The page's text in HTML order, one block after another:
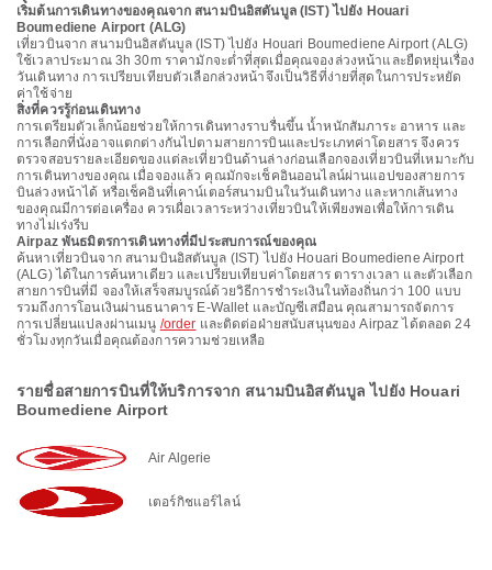
เริ่มต้นการเดินทางของคุณจาก สนามบินอิสตันบูล (IST) ไปยัง Houari
Boumediene Airport (ALG)
เที่ยวบินจาก สนามบินอิสตันบูล (IST) ไปยัง Houari Boumediene Airport (ALG)
ใช้เวลาประมาณ 3h 30m ราคามักจะต่ำที่สุดเมื่อคุณจองล่วงหน้าและยืดหยุ่นเรื่อง
วันเดินทาง การเปรียบเทียบตัวเลือกล่วงหน้าจึงเป็นวิธีที่ง่ายที่สุดในการประหยัด
ค่าใช้จ่าย
สิ่งที่ควรรู้ก่อนเดินทาง
การเตรียมตัวเล็กน้อยช่วยให้การเดินทางราบรื่นขึ้น น้ำหนักสัมภาระ อาหาร และ
การเลือกที่นั่งอาจแตกต่างกันไปตามสายการบินและประเภทค่าโดยสาร จึงควร
ตรวจสอบรายละเอียดของแต่ละเที่ยวบินด้านล่างก่อนเลือกจองเที่ยวบินที่เหมาะกับ
การเดินทางของคุณ เมื่อจองแล้ว คุณมักจะเช็คอินออนไลน์ผ่านแอปของสายการ
บินล่วงหน้าได้ หรือเช็คอินที่เคาน์เตอร์สนามบินในวันเดินทาง และหากเส้นทาง
ของคุณมีการต่อเครื่อง ควรเผื่อเวลาระหว่างเที่ยวบินให้เพียงพอเพื่อให้การเดิน
ทางไม่เร่งรีบ
Airpaz พันธมิตรการเดินทางที่มีประสบการณ์ของคุณ
ค้นหาเที่ยวบินจาก สนามบินอิสตันบูล (IST) ไปยัง Houari Boumediene Airport
(ALG) ได้ในการค้นหาเดียว และเปรียบเทียบค่าโดยสาร ตารางเวลา และตัวเลือก
สายการบินที่มี จองให้เสร็จสมบูรณ์ด้วยวิธีการชำระเงินในท้องถิ่นกว่า 100 แบบ
รวมถึงการโอนเงินผ่านธนาคาร E-Wallet และบัญชีเสมือน คุณสามารถจัดการ
การเปลี่ยนแปลงผ่านเมนู /order และติดต่อฝ่ายสนับสนุนของ Airpaz ได้ตลอด 24
ชั่วโมงทุกวันเมื่อคุณต้องการความช่วยเหลือ
รายชื่อสายการบินที่ให้บริการจาก สนามบินอิสตันบูล ไปยัง Houari
Boumediene Airport
Air Algerie
เตอร์กิชแอร์ไลน์